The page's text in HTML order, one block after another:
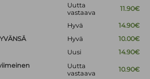
Uutta
vastaava
11.90€
Hyvä
14.90€
Hyvä
10.00€
Uusi
14.90€
Uutta
vastaava
10.90€